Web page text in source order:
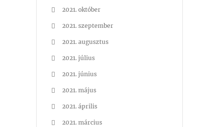
2021. október
2021. szeptember
2021. augusztus
2021. július
2021. június
2021. május
2021. április
2021. március